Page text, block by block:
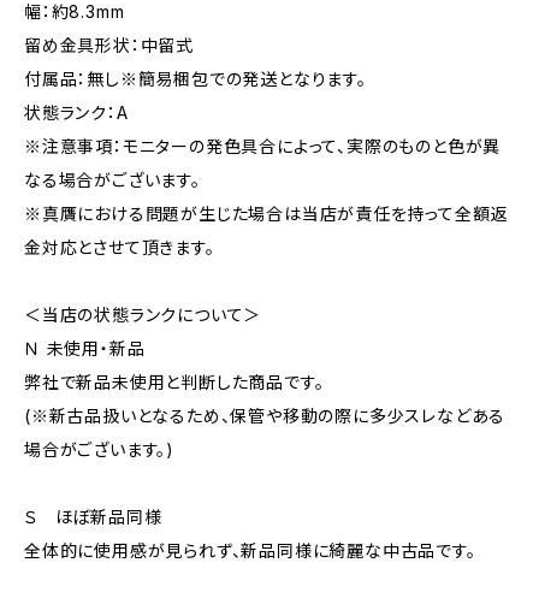
幅：約8.3mm
留め金具形状：中留式
付属品：無し※簡易梱包での発送となります。
状態ランク：A
※注意事項：モニターの発色具合によって、実際のものと色が異
なる場合がございます。
※真贋における問題が生じた場合は当店が責任を持って全額返
金対応とさせて頂きます。
＜当店の状態ランクについて＞
Ｎ 未使用・新品
弊社で新品未使用と判断した商品です。
(※新古品扱いとなるため、保管や移動の際に多少スレなどある
場合がございます。)
Ｓ ほぼ新品同様
全体的に使用感が見られず、新品同様に綺麗な中古品です。